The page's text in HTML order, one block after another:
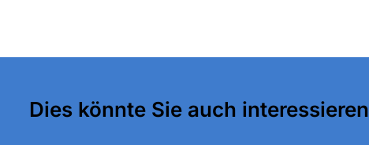
Dies könnte Sie auch interessieren